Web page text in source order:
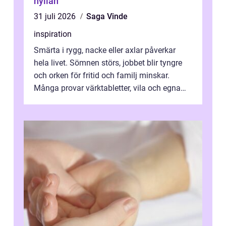
31 juli 2026
Saga Vinde
inspiration
Smärta i rygg, nacke eller axlar påverkar
hela livet. Sömnen störs, jobbet blir tyngre
och orken för fritid och familj minskar.
Många provar värktabletter, vila och egna